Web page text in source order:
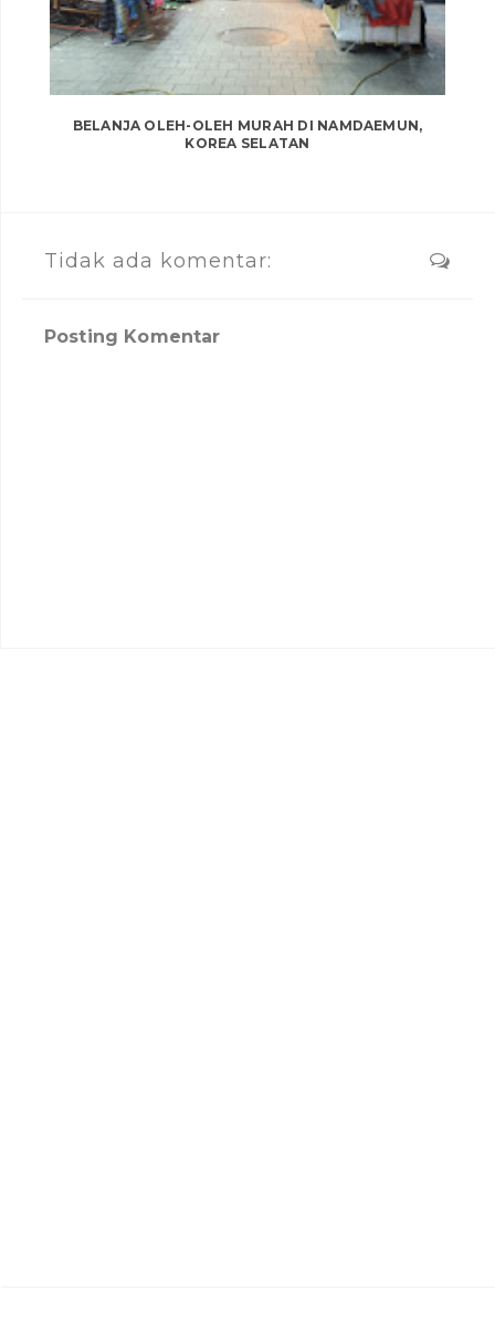
BELANJA OLEH-OLEH MURAH DI NAMDAEMUN,
KOREA SELATAN
Tidak ada komentar:
Posting Komentar